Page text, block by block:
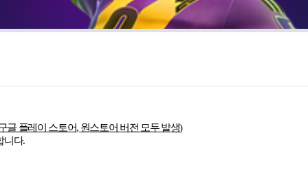
글 플레이 스토어, 원스토어 버전 모두 발생)
니다.